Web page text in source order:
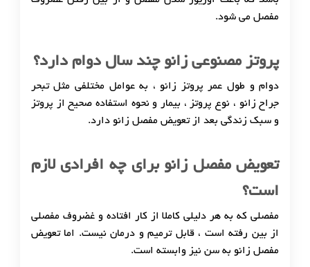
مفصل می شود.
پروتز مصنوعی زانو چند سال دوام دارد؟
دوام و طول عمر پروتز زانو ، به عوامل مختلفی مثل تبحر
جراح زانو ، نوع پروتز ، بیمار و نحوه استفاده صحیح از پروتز
و سبک زندگی بعد از تعویض مفصل زانو دارد.
تعویض مفصل زانو برای چه افرادی لازم
است؟
مفصلی که به هر دلیلی کاملا از کار افتاده و غضروف مفصلی
از بین رفته است ، قابل ترمیم و درمان نیست. اما تعویض
مفصل زانو به سن نیز وابسته است.